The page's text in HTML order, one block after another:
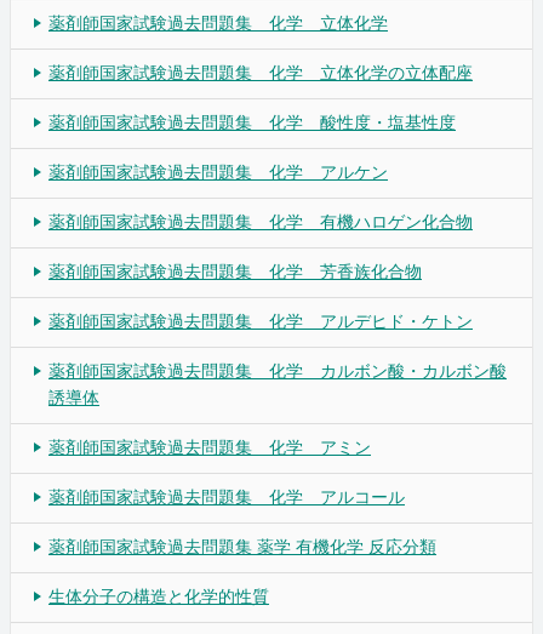
薬剤師国家試験過去問題集 化学 立体化学
薬剤師国家試験過去問題集 化学 立体化学の立体配座
薬剤師国家試験過去問題集 化学 酸性度・塩基性度
薬剤師国家試験過去問題集 化学 アルケン
薬剤師国家試験過去問題集 化学 有機ハロゲン化合物
薬剤師国家試験過去問題集 化学 芳香族化合物
薬剤師国家試験過去問題集 化学 アルデヒド・ケトン
薬剤師国家試験過去問題集 化学 カルボン酸・カルボン酸
誘導体
薬剤師国家試験過去問題集 化学 アミン
薬剤師国家試験過去問題集 化学 アルコール
薬剤師国家試験過去問題集 薬学 有機化学 反応分類
生体分子の構造と化学的性質